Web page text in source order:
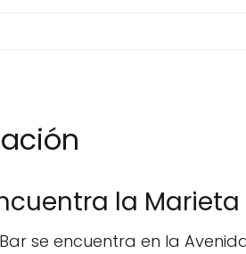
la Marieta
se encuentra en la